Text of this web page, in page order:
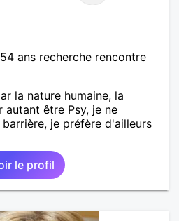
ans recherche rencontre
la nature humaine, la
autant être Psy, je ne
je préfère d'ailleurs
le profil